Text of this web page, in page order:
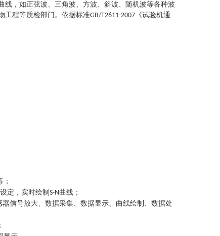
，如正弦波、三角波、方波、斜波、随机波等各种波
工程等质检部门。依据标准GB/T2611-2007 《试验机通
定，实时绘制S-N曲线；
信号放大、数据采集、数据显示、曲线绘制、数据处